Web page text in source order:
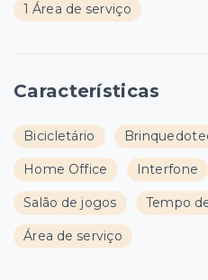
1 Área de serviço
Características
Bicicletário
Home Office Interfone
Salão de jogos Tempo
Área de serviço